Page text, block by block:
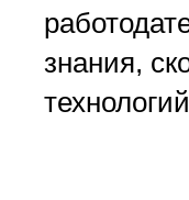
знания,